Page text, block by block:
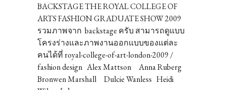
BACKSTAGE THE ROYAL COLLEGE OF
ARTS FASHION GRADUATE SHOW 2009
รวมภาพจาก backstage ครับ สามารถดูแบบ
โครงร่างและภาพงานออกแบบของแต่ละ
คนได้ที่ royal-college-of-art-london-2009 /
fashion design Alex Mattson Anna Ruberg
Bronwen Marshall Dulcie Wanless Heidi